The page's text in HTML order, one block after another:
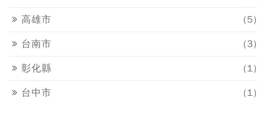
高雄市 (5)
台南市 (3)
彰化縣 (1)
台中市 (1)